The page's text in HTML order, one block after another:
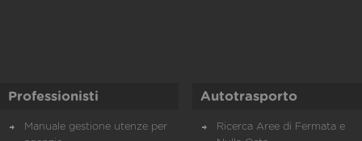
Professionisti
Manuale gestione utenze per
Autotrasporto
Ricerca Aree di Fermata e